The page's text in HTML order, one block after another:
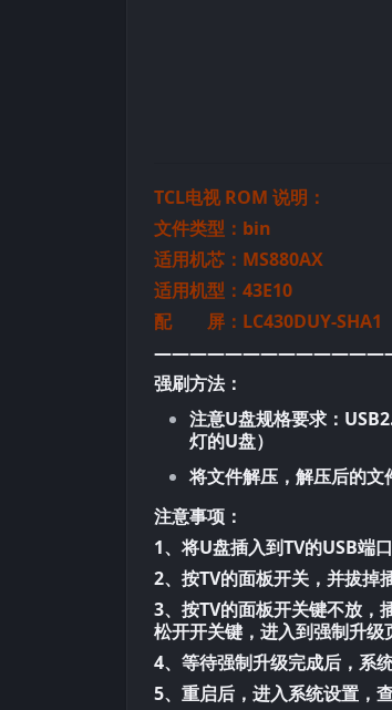
TCL电视 ROM 说明：
文件类型：bin
适用机芯：MS880AX
适用机型：43E10
配 屏：LC430DUY-SHA1
强刷方法：
注意U盘规格要求：
灯的U盘）
将文件解压，解压后的
注意事项：
1、将U盘插入到TV的USB端口
2、按TV的面板开关，并拔掉
3、按TV的面板开关键不放，
松开开关键，进入到强制升级
4、等待强制升级完成后，系
5、重启后，进入系统设置，